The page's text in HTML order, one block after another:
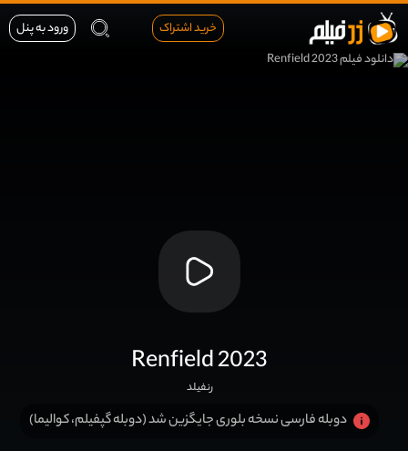
خرید اشتراک ورود به پنل
Renfield 2023
رنفیلد
دوبله فارسی نسخه بلوری جایگزین شد (دوبله گپفیلم، کوالیما)